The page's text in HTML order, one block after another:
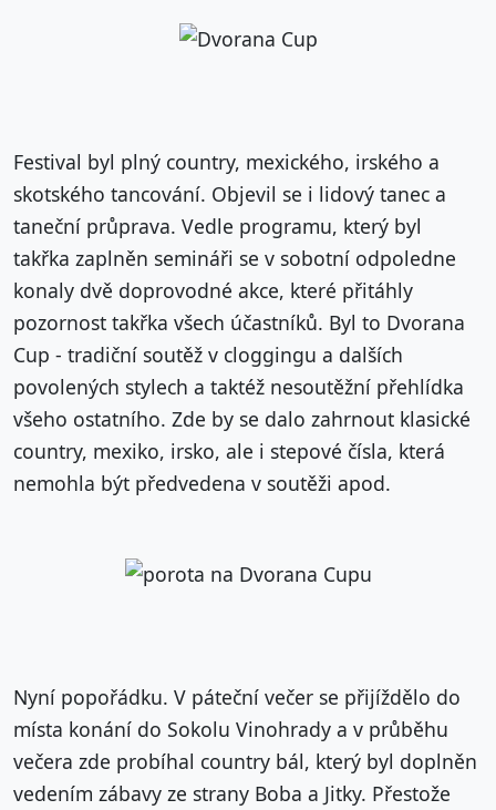
Festival byl plný country, mexického, irského a
skotského tancování. Objevil se i lidový tanec a
taneční průprava. Vedle programu, který byl
takřka zaplněn semináři se v sobotní odpoledne
konaly dvě doprovodné akce, které přitáhly
pozornost takřka všech účastníků. Byl to Dvorana
Cup - tradiční soutěž v cloggingu a dalších
povolených stylech a taktéž nesoutěžní přehlídka
všeho ostatního. Zde by se dalo zahrnout klasické
country, mexiko, irsko, ale i stepové čísla, která
nemohla být předvedena v soutěži apod.
Nyní popořádku. V páteční večer se přijíždělo do
místa konání do Sokolu Vinohrady a v průběhu
večera zde probíhal country bál, který byl doplněn
vedením zábavy ze strany Boba a Jitky. Přestože